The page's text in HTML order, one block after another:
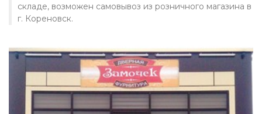
складе, возможен самовывоз из розничного магазина в
г. Кореновск.